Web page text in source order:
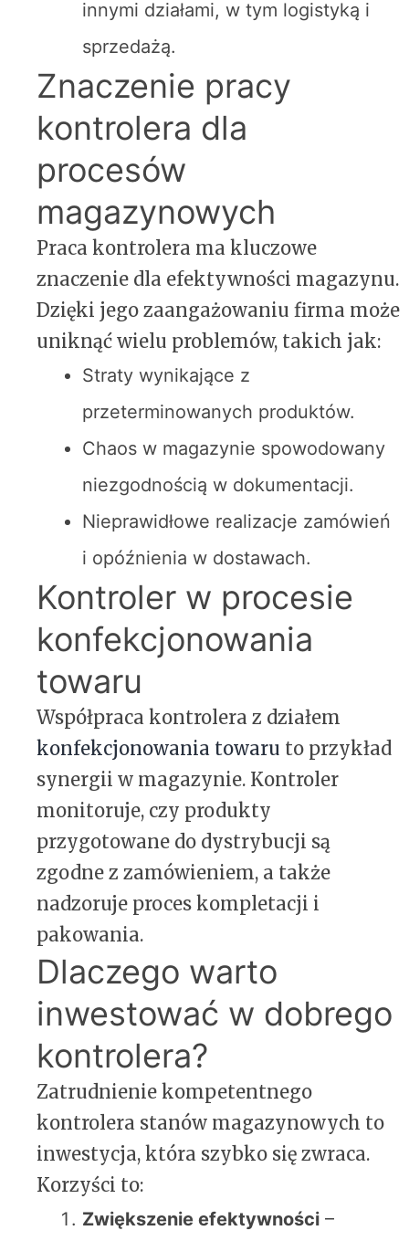
innymi działami, w tym logistyką i
sprzedażą.
Znaczenie pracy
kontrolera dla
procesów
magazynowych
Praca kontrolera ma kluczowe
znaczenie dla efektywności magazynu.
Dzięki jego zaangażowaniu firma może
uniknąć wielu problemów, takich jak:
Straty wynikające z
przeterminowanych produktów.
Chaos w magazynie spowodowany
niezgodnością w dokumentacji.
Nieprawidłowe realizacje zamówień
i opóźnienia w dostawach.
Kontroler w procesie
konfekcjonowania
towaru
Współpraca kontrolera z działem
konfekcjonowania towaru to przykład
synergii w magazynie. Kontroler
monitoruje, czy produkty
przygotowane do dystrybucji są
zgodne z zamówieniem, a także
nadzoruje proces kompletacji i
pakowania.
Dlaczego warto
inwestować w dobrego
kontrolera?
Zatrudnienie kompetentnego
kontrolera stanów magazynowych to
inwestycja, która szybko się zwraca.
Korzyści to:
Zwiększenie efektywności –